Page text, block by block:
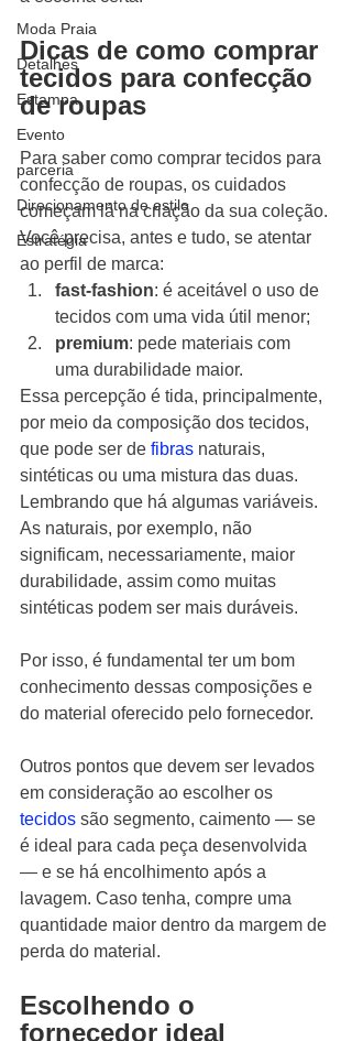
Moda Praia
Detalhes
Estampa
Evento
parceria
Direcionamento de estilo
Estratégia
Dicas de como comprar
tecidos para confecção
de roupas
Para saber como comprar tecidos para
confecção de roupas, os cuidados
começam lá na criação da sua coleção.
Você precisa, antes e tudo, se atentar
ao perfil de marca:
fast-fashion: é aceitável o uso de
tecidos com uma vida útil menor;
premium: pede materiais com
uma durabilidade maior.
Essa percepção é tida, principalmente,
por meio da composição dos tecidos,
que pode ser de fibras naturais,
sintéticas ou uma mistura das duas.
Lembrando que há algumas variáveis.
As naturais, por exemplo, não
significam, necessariamente, maior
durabilidade, assim como muitas
sintéticas podem ser mais duráveis.
Por isso, é fundamental ter um bom
conhecimento dessas composições e
do material oferecido pelo fornecedor.
Outros pontos que devem ser levados
em consideração ao escolher os
tecidos são segmento, caimento — se
é ideal para cada peça desenvolvida
— e se há encolhimento após a
lavagem. Caso tenha, compre uma
quantidade maior dentro da margem de
perda do material.
Escolhendo o
fornecedor ideal